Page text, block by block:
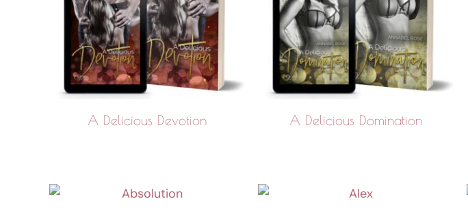
A Delicious Devotion A Delicious Domination